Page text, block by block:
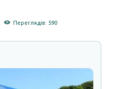
Переглядів: 590